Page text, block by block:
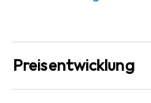
Preisentwicklung